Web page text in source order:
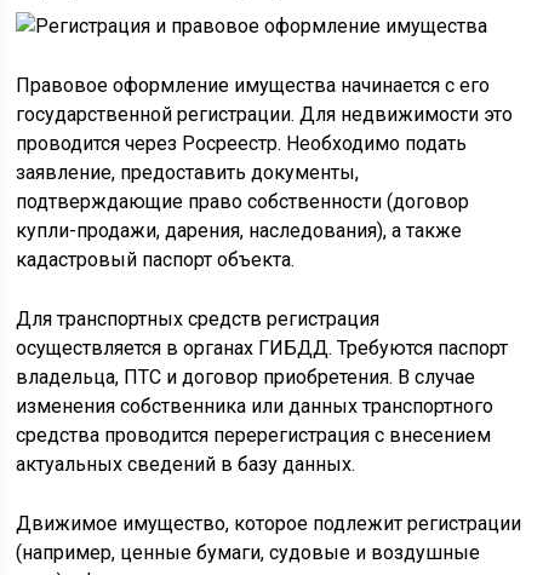
Правовое оформление имущества начинается с его
государственной регистрации. Для недвижимости это
проводится через Росреестр. Необходимо подать
заявление, предоставить документы,
подтверждающие право собственности (договор
купли-продажи, дарения, наследования), а также
кадастровый паспорт объекта.
Для транспортных средств регистрация
осуществляется в органах ГИБДД. Требуются паспорт
владельца, ПТС и договор приобретения. В случае
изменения собственника или данных транспортного
средства проводится перерегистрация с внесением
актуальных сведений в базу данных.
Движимое имущество, которое подлежит регистрации
(например, ценные бумаги, судовые и воздушные